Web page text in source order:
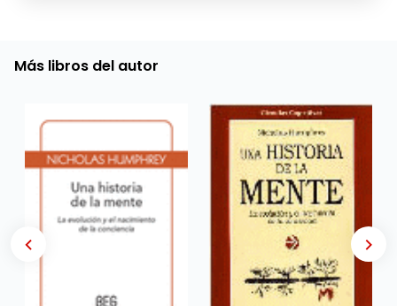
Más libros del autor